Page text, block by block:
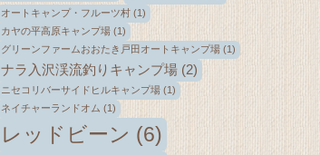
オートキャンプ・フルーツ村 (1)
カヤの平高原キャンプ場 (1)
グリーンファームおおたき戸田オートキャンプ場 (1)
ナラ入沢渓流釣りキャンプ場 (2)
ニセコリバーサイドヒルキャンプ場 (1)
ネイチャーランドオム (1)
レッドビーン (6)